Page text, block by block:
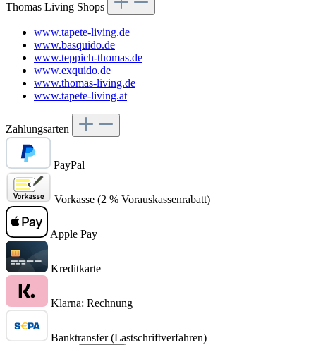
Thomas Living Shops
www.tapete-living.de
www.basquido.de
www.teppich-thomas.de
www.exquido.de
www.thomas-living.de
www.tapete-living.at
Zahlungsarten
PayPal
Vorkasse (2 % Vorauskassenrabatt)
Apple Pay
Kreditkarte
Klarna: Rechnung
Banktransfer (Lastschriftverfahren)